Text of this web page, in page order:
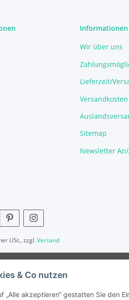
& Co nutzen
„Alle akzeptieren“ gestatten Sie den
Informationen
Wir über uns
Lieferzeit/
Versandkosten
Sitemap
Newsletter
USt., zzgl.Versand